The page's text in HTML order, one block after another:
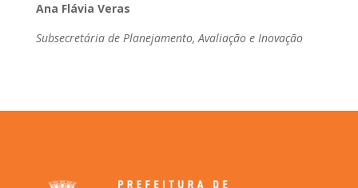
Ana Flávia Veras
Subsecretária de Planejamento, Avaliação e Inovação